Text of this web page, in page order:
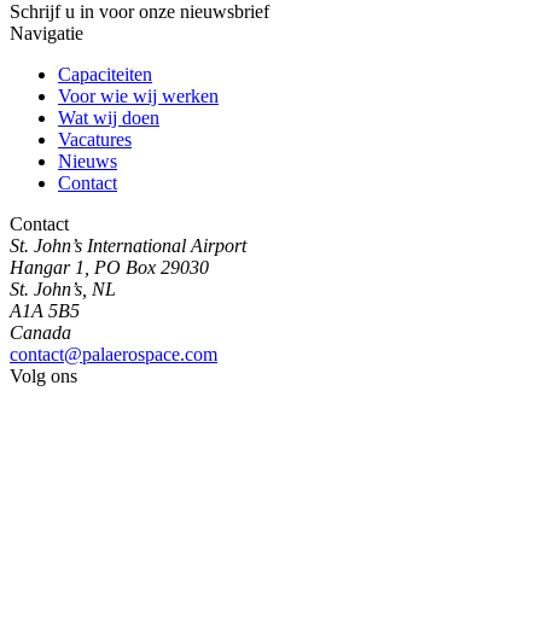
Schrijf u in voor onze nieuwsbrief
Navigatie
Capaciteiten
Voor wie wij werken
Wat wij doen
Vacatures
Nieuws
Contact
Contact
St. John’s International Airport
Hangar 1, PO Box 29030
St. John’s, NL
A1A 5B5
Canada
contact@palaerospace.com
Volg ons